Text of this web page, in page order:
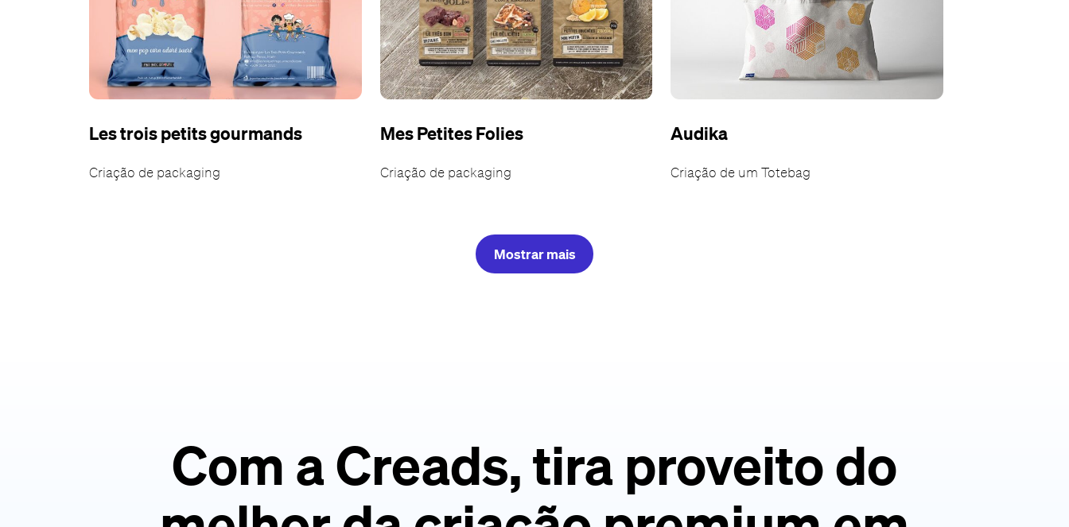
Les trois petits gourmands
Criação de packaging
Mes Petites Folies
Criação de packaging
Audika
Criação de um Totebag
Mostrar mais
Com a Creads, tira proveito do